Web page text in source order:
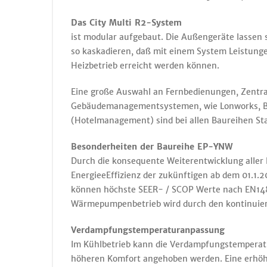
Das City Multi R2-System
ist modular aufgebaut. Die Außengeräte
so kaskadieren, daß mit einem System
Heizbetrieb erreicht werden können.
Eine große Auswahl an Fernbedienungen,
Gebäudemanagementsystemen, wie Lonworks,
(Hotelmanagement) sind bei allen Baureihen
Besonderheiten der Baureihe EP-YNW
Durch die konsequente Weiterentwicklung
EnergieeEffizienz der zukünftigen ab dem
können höchste SEER- / SCOP Werte nach
Wärmepumpenbetrieb wird durch den
Verdampfungstemperaturanpassung
Im Kühlbetrieb kann die
höheren Komfort angehoben werden. Eine